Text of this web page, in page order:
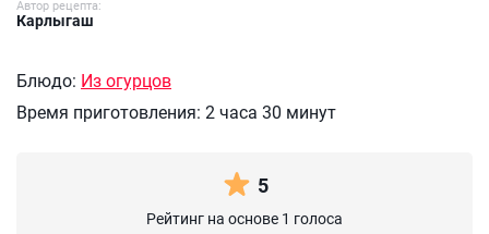
Автор рецепта:
Карлыгаш
Блюдо: Из огурцов
Время приготовления: 2 часа 30 минут
5
Рейтинг на основе 1 голоса